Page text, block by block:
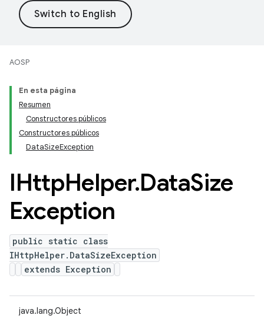
AOSP
En esta página
Resumen
Constructores públicos
Constructores públicos
DataSizeException
IHttpHelper.DataSize
Exception
public static class
IHttpHelper.DataSizeException
extends Exception
java.lang.Object